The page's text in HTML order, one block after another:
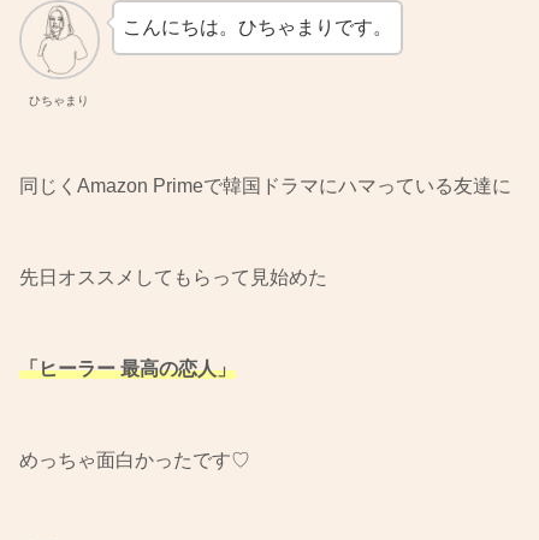
ひちゃまり
こんにちは。ひちゃまりです。
同じくAmazon Primeで韓国ドラマにハマっている友達に
先日オススメしてもらって見始めた
「ヒーラー 最高の恋人」
めっちゃ面白かったです♡